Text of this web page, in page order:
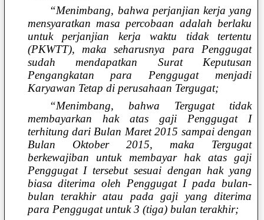
“Menimbang, bahwa perjanjian kerja yang
mensyaratkan masa percobaan adalah berlaku
untuk perjanjian kerja waktu tidak tertentu
(PKWTT), maka seharusnya para Penggugat
sudah mendapatkan Surat Keputusan
Pengangkatan para Penggugat menjadi
Karyawan Tetap di perusahaan Tergugat;
“Menimbang, bahwa Tergugat tidak
membayarkan hak atas gaji Penggugat I
terhitung dari Bulan Maret 2015 sampai dengan
Bulan Oktober 2015, maka Tergugat
berkewajiban untuk membayar hak atas gaji
Penggugat I tersebut sesuai dengan hak yang
biasa diterima oleh Penggugat I pada bulan-
bulan terakhir atau pada gaji yang diterima
para Penggugat untuk 3 (tiga) bulan terakhir;